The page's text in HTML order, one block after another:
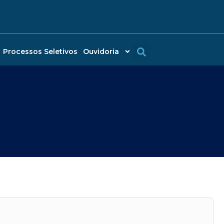
Processos Seletivos Ouvidoria